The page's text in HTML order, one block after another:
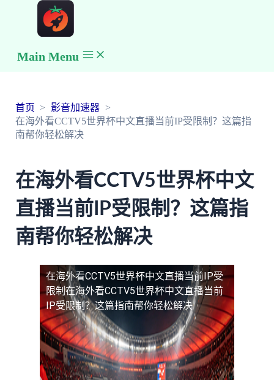
Main Menu
首页
影音加速器
在海外看CCTV5世界杯中文直播当前IP受限制？这篇指
南帮你轻松解决
在海外看CCTV5世界杯中文
直播当前IP受限制？这篇指
南帮你轻松解决
在海外看CCTV5世界杯中文直播当前IP受
限制在海外看CCTV5世界杯中文直播当前
IP受限制？这篇指南帮你轻松解决